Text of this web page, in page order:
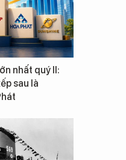
nhất quý II:
sau là